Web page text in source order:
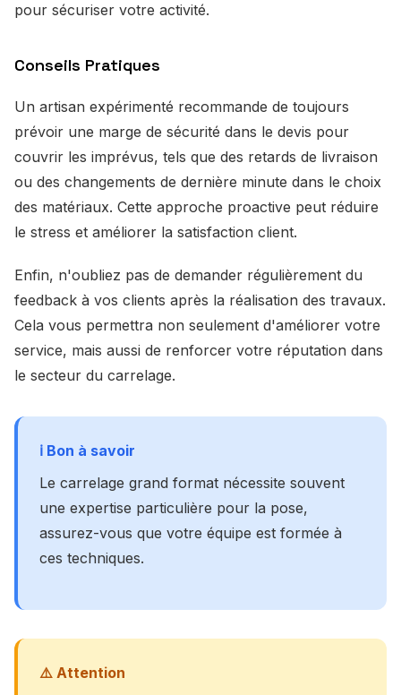
pour sécuriser votre activité.
Conseils Pratiques
Un artisan expérimenté recommande de toujours
prévoir une marge de sécurité dans le devis pour
couvrir les imprévus, tels que des retards de livraison
ou des changements de dernière minute dans le choix
des matériaux. Cette approche proactive peut réduire
le stress et améliorer la satisfaction client.
Enfin, n'oubliez pas de demander régulièrement du
feedback à vos clients après la réalisation des travaux.
Cela vous permettra non seulement d'améliorer votre
service, mais aussi de renforcer votre réputation dans
le secteur du carrelage.
ℹ️ Bon à savoir
Le carrelage grand format nécessite souvent
une expertise particulière pour la pose,
assurez-vous que votre équipe est formée à
ces techniques.
⚠️ Attention